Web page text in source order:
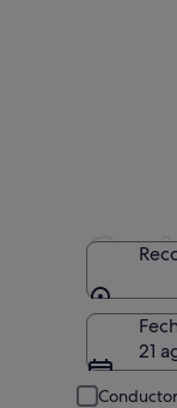
21